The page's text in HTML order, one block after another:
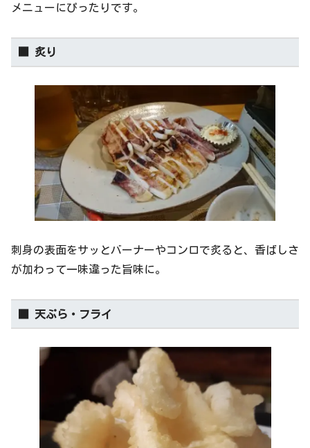
メニューにぴったりです。
■ 炙り
刺身の表面をサッとバーナーやコンロで炙ると、香ばしさ
が加わって一味違った旨味に。
■ 天ぷら・フライ